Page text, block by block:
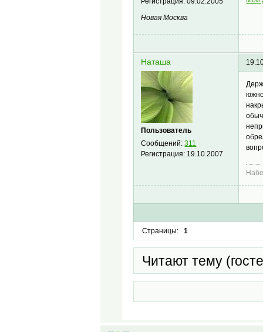
Новая Москва
Наташа
Пользователь
Сообщений:311
Регистрация: 19.10.2007
Страницы: 1
Читают тему